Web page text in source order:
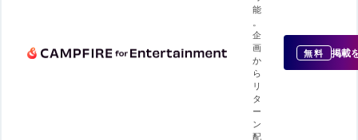
能
。
企
画
か
ら
リ
タ
ー
ン
配
無料 掲載